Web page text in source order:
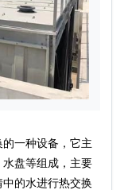
一种设备，它主
盘等组成，主要
的水进行热交换